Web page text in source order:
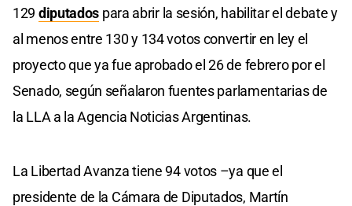
129 diputados para abrir la sesión, habilitar el debate y
al menos entre 130 y 134 votos convertir en ley el
proyecto que ya fue aprobado el 26 de febrero por el
Senado, según señalaron fuentes parlamentarias de
la LLA a la Agencia Noticias Argentinas.
La Libertad Avanza tiene 94 votos –ya que el
presidente de la Cámara de Diputados, Martín